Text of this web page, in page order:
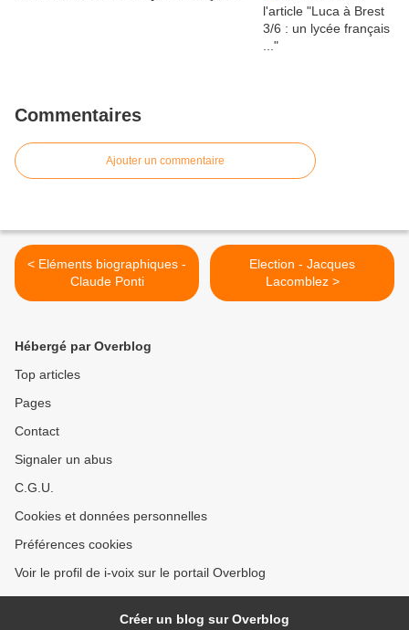
Commentaires
Ajouter un commentaire
< Eléments biographiques -
Claude Ponti
Election - Jacques
Lacomblez >
Hébergé par Overblog
Top articles
Pages
Contact
Signaler un abus
C.G.U.
Cookies et données personnelles
Préférences cookies
Voir le profil de i-voix sur le portail Overblog
Créer un blog sur Overblog